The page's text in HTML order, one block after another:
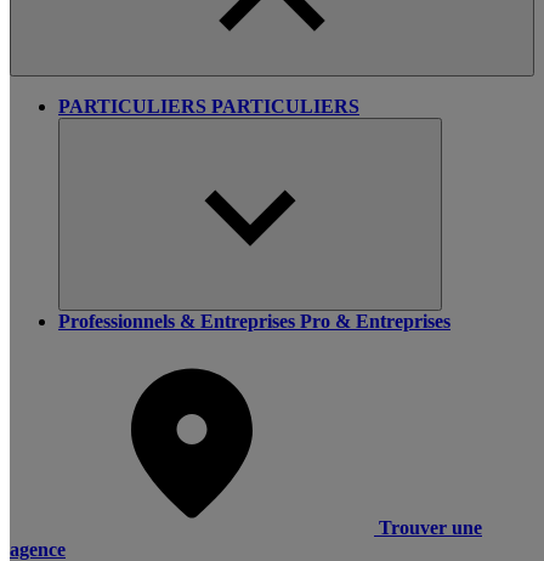
PARTICULIERS PARTICULIERS
Professionnels & Entreprises Pro & Entreprises
Trouver une
agence